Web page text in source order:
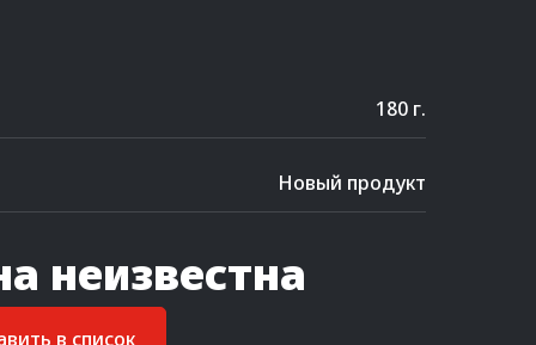
180 г.
Новый продукт
неизвестна
в список